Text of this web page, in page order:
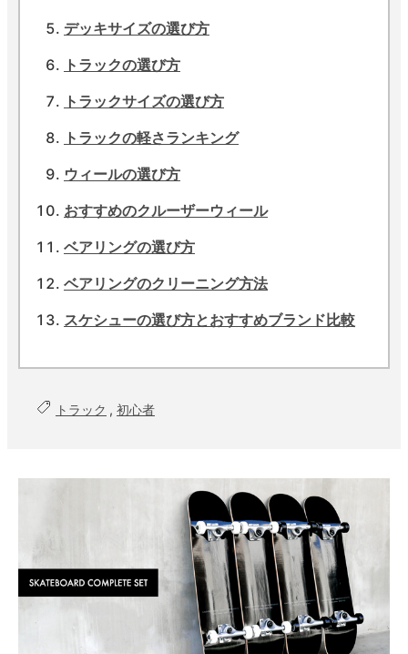
デッキサイズの選び方
トラックの選び方
トラックサイズの選び方
トラックの軽さランキング
ウィールの選び方
おすすめのクルーザーウィール
ベアリングの選び方
ベアリングのクリーニング方法
スケシューの選び方とおすすめブランド比較
トラック , 初心者